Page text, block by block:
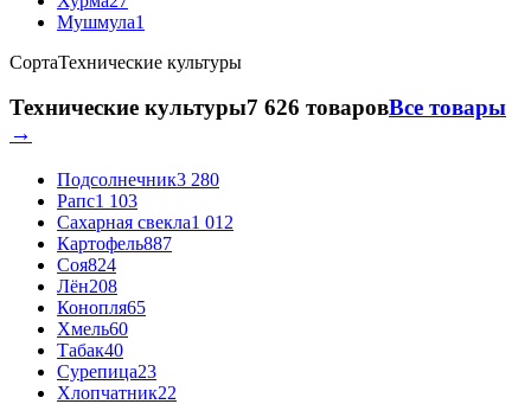
Мушмула1
СортаТехнические культуры
Технические культуры7 626 товаровВсе товары
→
Подсолнечник3 280
Рапс1 103
Сахарная свекла1 012
Картофель887
Соя824
Лён208
Конопля65
Хмель60
Табак40
Сурепица23
Хлопчатник22